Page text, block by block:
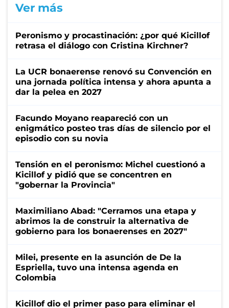
Ver más
Peronismo y procastinación: ¿por qué Kicillof
retrasa el diálogo con Cristina Kirchner?
La UCR bonaerense renovó su Convención en
una jornada política intensa y ahora apunta a
dar la pelea en 2027
Facundo Moyano reapareció con un
enigmático posteo tras días de silencio por el
episodio con su novia
Tensión en el peronismo: Michel cuestionó a
Kicillof y pidió que se concentren en
"gobernar la Provincia"
Maximiliano Abad: "Cerramos una etapa y
abrimos la de construir la alternativa de
gobierno para los bonaerenses en 2027"
Milei, presente en la asunción de De la
Espriella, tuvo una intensa agenda en
Colombia
Kicillof dio el primer paso para eliminar el